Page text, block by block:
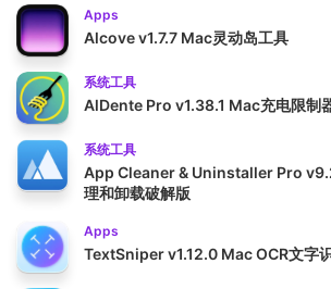
Apps
Alcove v1.7.7 Mac灵动岛工具
系统工具
AlDente Pro v1.38.1 Mac充电限制
系统工具
App Cleaner & Uninstaller Pro
理和卸载破解版
Apps
TextSniper v1.12.0 Mac OCR文字